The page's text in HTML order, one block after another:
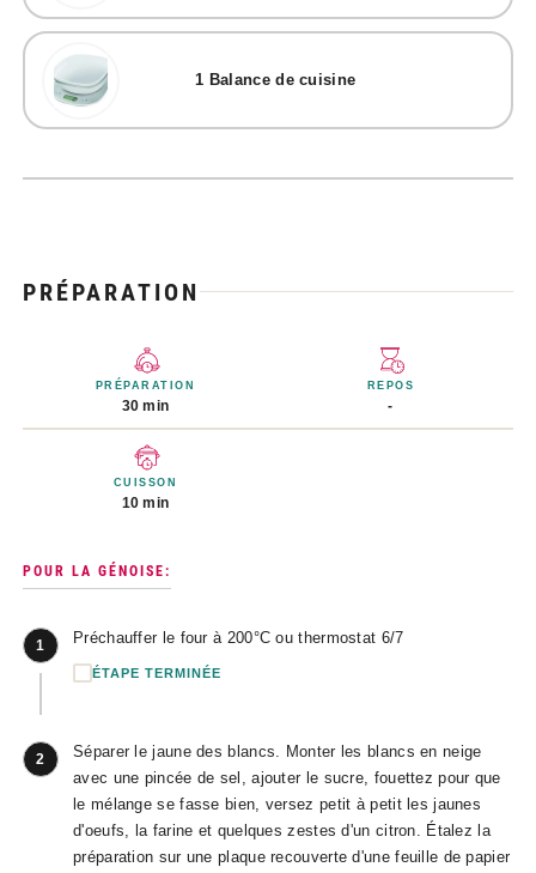
1 Balance de cuisine
PRÉPARATION
PRÉPARATION
30 min
REPOS
-
CUISSON
10 min
POUR LA GÉNOISE:
1 Préchauffer le four à 200°C ou thermostat 6/7
ÉTAPE TERMINÉE
2
Séparer le jaune des blancs. Monter les blancs en neige
avec une pincée de sel, ajouter le sucre, fouettez pour que
le mélange se fasse bien, versez petit à petit les jaunes
d'oeufs, la farine et quelques zestes d'un citron. Étalez la
préparation sur une plaque recouverte d'une feuille de papier